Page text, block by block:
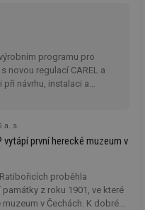
programu pro
novou regulací CAREL a
návrhu, instalaci a
a. s.
vytápí první herecké muzeum v
proběhla
z roku 1901, ve které
v Čechách. K dobré